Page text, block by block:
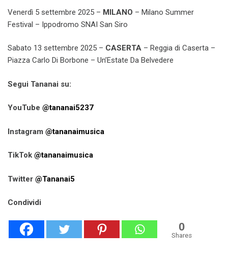
Venerdì 5 settembre 2025 – MILANO – Milano Summer
Festival – Ippodromo SNAI San Siro
Sabato 13 settembre 2025 – CASERTA – Reggia di Caserta –
Piazza Carlo Di Borbone – Un’Estate Da Belvedere
Segui Tananai su:
YouTube @tananai5237
Instagram @tananaimusica
TikTok @tananaimusica
Twitter @Tananai5
Condividi
0
Shares